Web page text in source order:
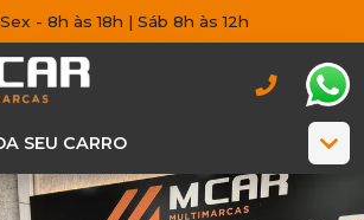
- 8h às 18h | Sáb 8h às 12h
SEU CARRO